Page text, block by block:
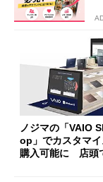
ノジマの「VAIO
op」でカスタマ
購入可能に 店頭